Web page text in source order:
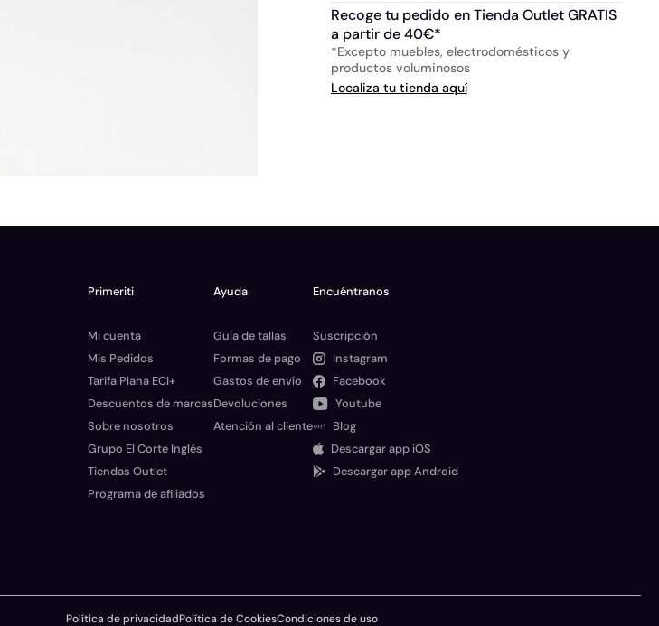
Recoge tu pedido en Tienda Outlet GRATIS
a partir de 40€*
*Excepto muebles, electrodomésticos y
productos voluminosos
Localiza tu tienda aquí
Primeriti
Mi cuenta
Mis Pedidos
Tarifa Plana ECI+
Descuentos de marcas
Sobre nosotros
Grupo El Corte Inglés
Tiendas Outlet
Programa de afiliados
Ayuda
Guía de tallas
Formas de pago
Gastos de envío
Devoluciones
Atención al cliente
Encuéntranos
Suscripción
Instagram
Facebook
Youtube
Blog
Descargar app iOS
Descargar app Android
Política de privacidadPolítica de CookiesCondiciones de uso